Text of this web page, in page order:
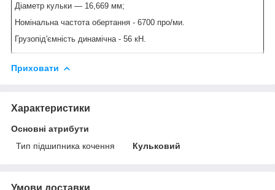
Діаметр кульки — 16,669 мм;
Номінальна частота обертання - 6700 про/ми.
Грузопід'ємність динамічна - 56 кН.
Приховати
Характеристики
Основні атрибути
Тип підшипника кочення
Кульковий
Умови доставки